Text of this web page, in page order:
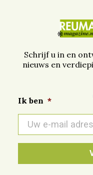
Schrijf u in en
nieuws en
Ik ben *
mail
*